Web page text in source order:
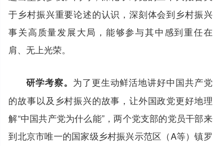
于乡村振兴重要论述的认识，深刻体会到乡村振兴
事关高质量发展大局，能够参与其中感到重任在
肩、无上光荣。
研学考察。 为了更生动鲜活地讲好中国共产党
的故事以及乡村振兴的故事，让外国政党更好地理
解“中国共产党为什么能”，两个党支部的党员干部来
到北京市唯一的国家级乡村振兴示范区（A等）镇罗